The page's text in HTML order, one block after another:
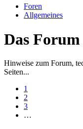
Foren
Allgemeines
Das Forum
Hinweise zum Forum,
Seiten...
1
2
3
…